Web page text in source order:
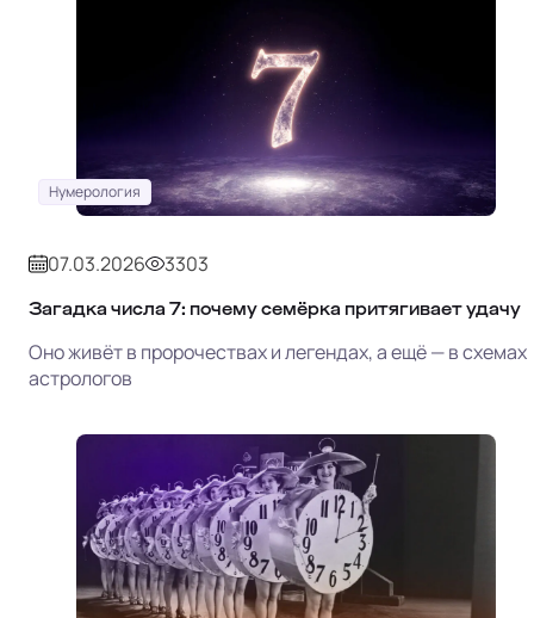
Нумерология
07.03.2026 3303
Загадка числа 7: почему семёрка притягивает удачу
Оно живёт в пророчествах и легендах, а ещё — в схемах
астрологов